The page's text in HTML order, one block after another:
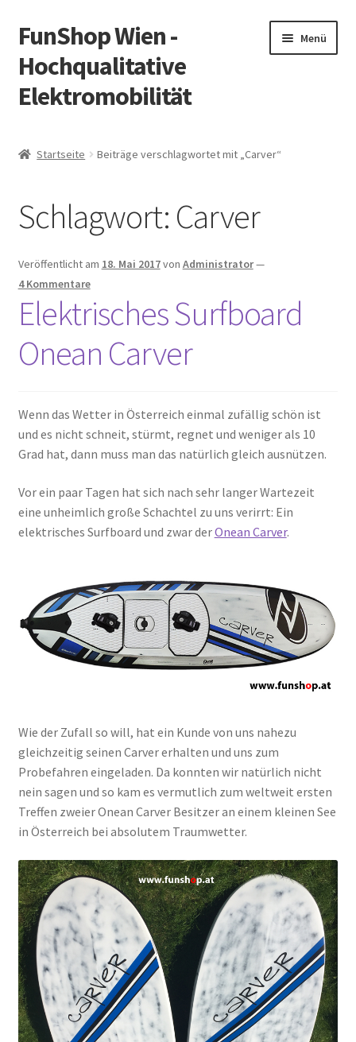
Zur
Navigation
springen
Zum
Inhalt
springen
FunShop Wien -
Hochqualitative
Elektromobilität
Menü
Vorsicht Internetbetrug
Über FunShop
Impressum
Zum Onlineshop in der Web Version
Startseite Beiträge verschlagwortet mit „Carver“
Schlagwort: Carver
Veröffentlicht am 18. Mai 2017von Administrator—
4 Kommentare
Elektrisches Surfboard
Onean Carver
Wenn das Wetter in Österreich einmal zufällig schön ist
und es nicht schneit, stürmt, regnet und weniger als 10
Grad hat, dann muss man das natürlich gleich ausnützen.
Vor ein paar Tagen hat sich nach sehr langer Wartezeit
eine unheimlich große Schachtel zu uns verirrt: Ein
elektrisches Surfboard und zwar derOnean Carver.
Wie der Zufall so will, hat ein Kunde von uns nahezu
gleichzeitig seinen Carver erhalten und uns zum
Probefahren eingeladen. Da konnten wir natürlich nicht
nein sagen und so kam es vermutlich zum weltweit ersten
Treffen zweier Onean Carver Besitzer an einem kleinen See
in Österreich bei absolutem Traumwetter.